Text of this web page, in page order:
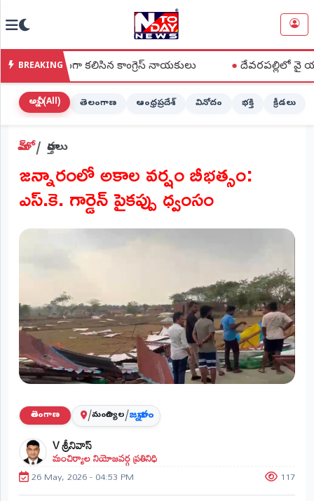
హోమ్
(Home)
STREAMING
లైవ్
టీవీ
(Live
Radio)
ప్రాంతీయ
వార్తలు
(STATE)
తెలంగాణ
ఆంధ్రప్రదేశ్
ప్రధాన
విభాగాలు
(MAIN)
BREAKING
కలిసిన కాంగ్రెస్ నాయకులు ●దేవరపల్లిలో వై యస్ జగన్
అన్నీ (All) తెలంగాణ ఆంధ్రప్రదేశ్ వినోదం భక్తి క్రీడలు
హోమ్ వార్తలు
​జన్నారంలో అకాల వర్షం బీభత్సం:
ఎస్.కె. గార్డెన్ పైకప్పు ధ్వంసం
తెలంగాణ /మంచిర్యాల/జన్నారం
V శ్రీనివాస్
మంచిర్యాల నియోజవర్గ ప్రతినిధి
26 May, 2026 - 04:53 PM 117